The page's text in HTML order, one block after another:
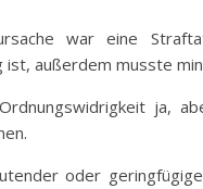
war eine
außerdem musste
ja,
oder